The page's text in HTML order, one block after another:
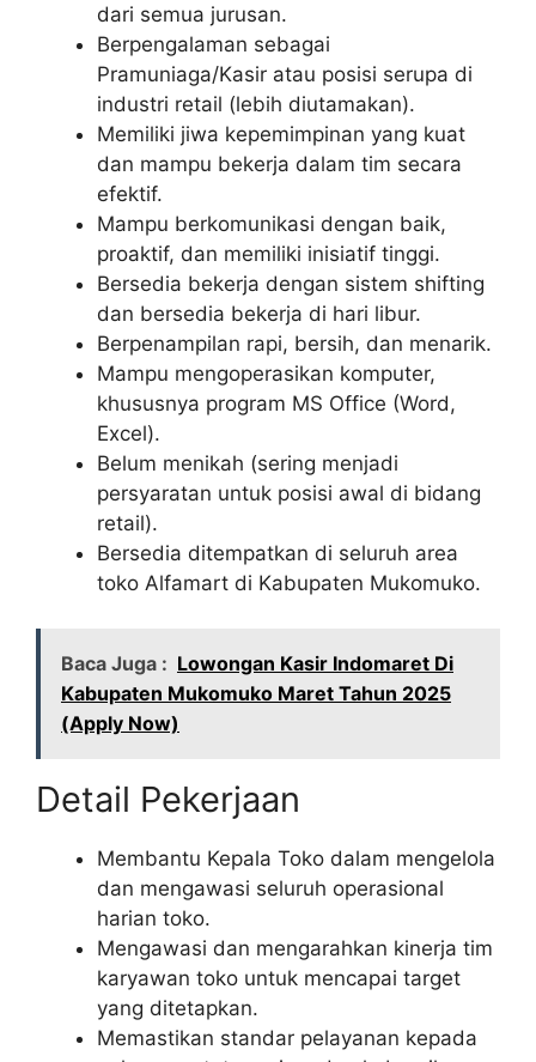
dari semua jurusan.
Berpengalaman sebagai
Pramuniaga/Kasir atau posisi serupa di
industri retail (lebih diutamakan).
Memiliki jiwa kepemimpinan yang kuat
dan mampu bekerja dalam tim secara
efektif.
Mampu berkomunikasi dengan baik,
proaktif, dan memiliki inisiatif tinggi.
Bersedia bekerja dengan sistem shifting
dan bersedia bekerja di hari libur.
Berpenampilan rapi, bersih, dan menarik.
Mampu mengoperasikan komputer,
khususnya program MS Office (Word,
Excel).
Belum menikah (sering menjadi
persyaratan untuk posisi awal di bidang
retail).
Bersedia ditempatkan di seluruh area
toko Alfamart di Kabupaten Mukomuko.
Baca Juga : Lowongan Kasir Indomaret Di
Kabupaten Mukomuko Maret Tahun 2025
(Apply Now)
Detail Pekerjaan
Membantu Kepala Toko dalam mengelola
dan mengawasi seluruh operasional
harian toko.
Mengawasi dan mengarahkan kinerja tim
karyawan toko untuk mencapai target
yang ditetapkan.
Memastikan standar pelayanan kepada